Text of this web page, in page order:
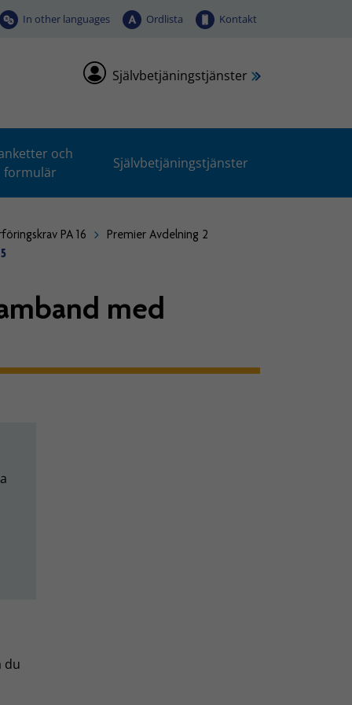
In other languages Ordlista Kontakt
Självbetjäningstjänster
och
formulär
Självbetjäningstjänster
PA 16
Premier Avdelning 2
med
du